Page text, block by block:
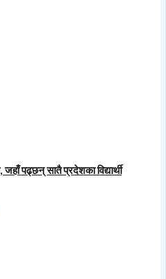
जहाँ पढ्छन् सातै प्रदेशका विद्यार्थी